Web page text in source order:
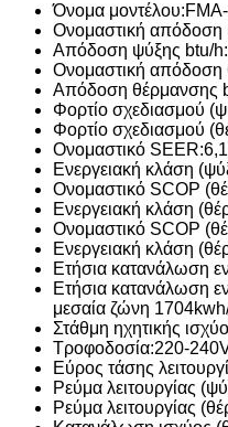
Όνομα μοντέλου:
Ονομαστική απόδοση
Απόδοση ψύξης btu/h:
Ονομαστική απόδοση
Απόδοση θέρμανσης
Φορτίο σχεδιασμού
Φορτίο σχεδιασμού
Ονομαστικό SEER:6,1
Ενεργειακή κλάση
Ονομαστικό SCOP
Ενεργειακή κλάση
Ονομαστικό SCOP
Ενεργειακή κλάση
Ετήσια κατανάλωση
Ετήσια κατανάλωση
μεσαία ζώνη
Στάθμη ηχητικής
Τροφοδοσία:220-
Εύρος τάσης
Ρεύμα λειτουργίας
Ρεύμα λειτουργίας